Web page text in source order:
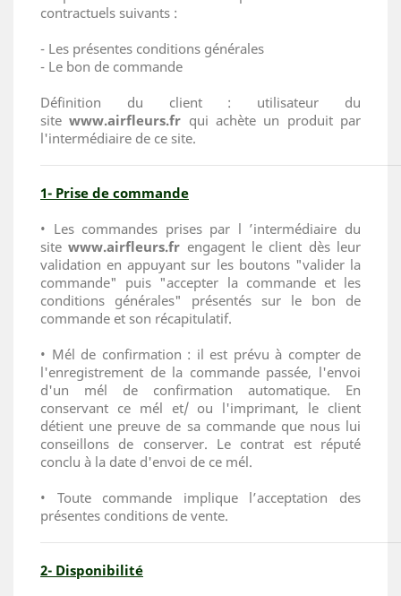
contractuels suivants :
- Les présentes conditions générales
- Le bon de commande
Définition du client : utilisateur du
sitewww.airfleurs.fr qui achète un produit par
l'intermédiaire de ce site.
1- Prise de commande
• Les commandes prises par l ’intermédiaire du
sitewww.airfleurs.fr engagent le client dès leur
validation en appuyant sur les boutons "valider la
commande" puis "accepter la commande et les
conditions générales" présentés sur le bon de
commande et son récapitulatif.
• Mél de confirmation : il est prévu à compter de
l'enregistrement de la commande passée, l'envoi
d'un mél de confirmation automatique. En
conservant ce mél et/ ou l'imprimant, le client
détient une preuve de sa commande que nous lui
conseillons de conserver. Le contrat est réputé
conclu à la date d'envoi de ce mél.
• Toute commande implique l’acceptation des
présentes conditions de vente.
2- Disponibilité